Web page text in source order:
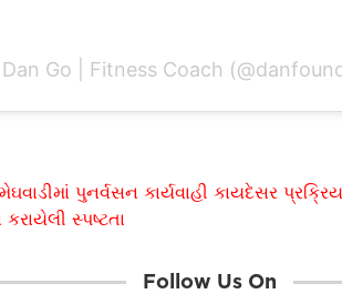
Go | Fitness Coach
પુનર્વસન કાર્યવાહી કાયદેસર
કરાયેલી સ્પષ્ટતા
Follow Us On